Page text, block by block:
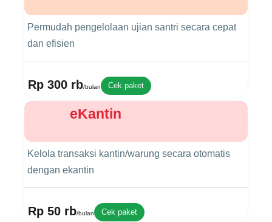
Permudah pengelolaan ujian santri secara cepat
dan efisien
Rp 300 rb/bulan Cek paket
eKantin
Kelola transaksi kantin/warung secara otomatis
dengan ekantin
Rp 50 rb/bulan Cek paket